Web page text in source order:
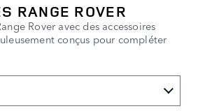
RANGE ROVER
Rover avec des accessoires
conçus pour compléter